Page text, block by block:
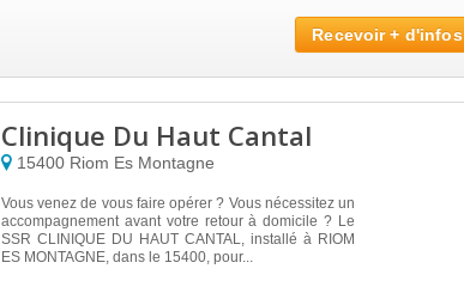
Recevoir + d'infos
Clinique Du Haut Cantal
15400 Riom Es Montagne
Vous venez de vous faire opérer ? Vous nécessitez un
accompagnement avant votre retour à domicile ? Le
SSR CLINIQUE DU HAUT CANTAL, installé à RIOM
ES MONTAGNE, dans le 15400, pour...